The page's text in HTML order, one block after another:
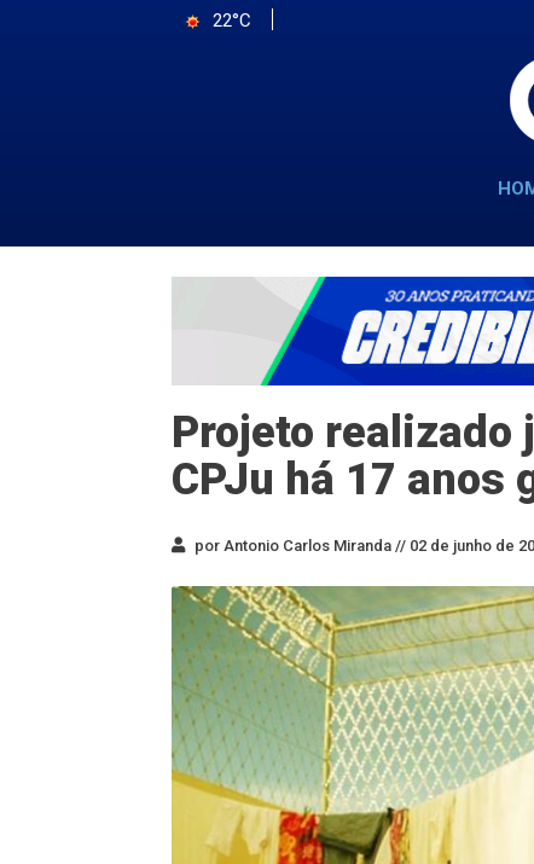
22°C
Projeto realizado
CPJu há 17 anos
por Antonio Carlos Miranda // 02 de junho de